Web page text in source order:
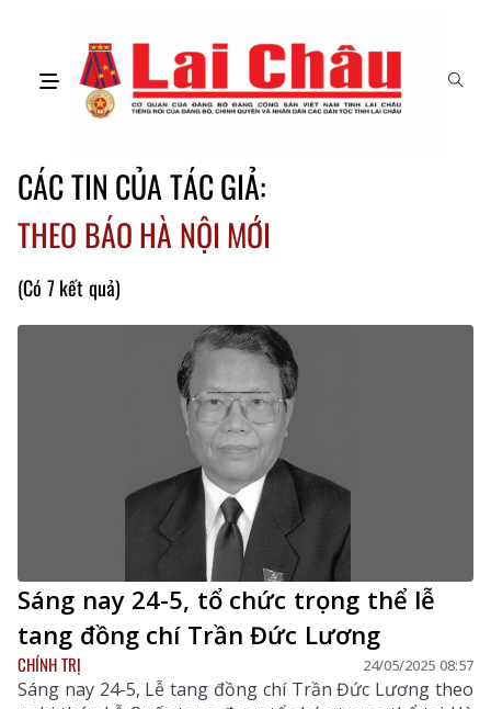
CÁC TIN CỦA TÁC GIẢ:
THEO BÁO HÀ NỘI MỚI
(Có 7 kết quả)
Sáng nay 24-5, tổ chức trọng thể lễ
tang đồng chí Trần Đức Lương
CHÍNH TRỊ 24/05/2025 08:57
Sáng nay 24-5, Lễ tang đồng chí Trần Đức Lương theo